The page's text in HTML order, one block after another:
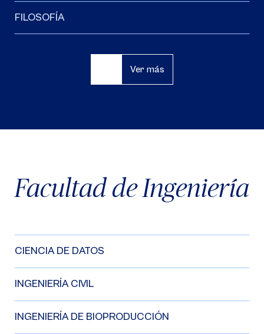
FILOSOFÍA
Ver más
Facultad de Ingeniería
CIENCIA DE DATOS
INGENIERÍA CIVIL
INGENIERÍA DE BIOPRODUCCIÓN